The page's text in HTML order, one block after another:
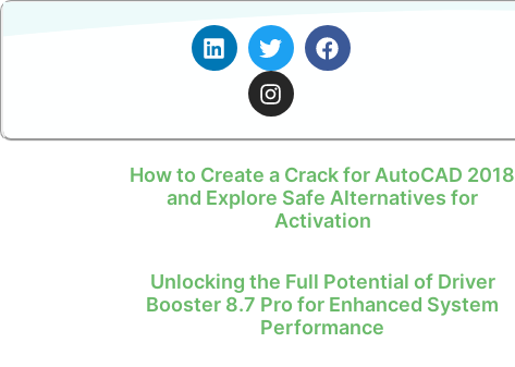
How to Create a Crack for AutoCAD 2018
and Explore Safe Alternatives for
Activation
Unlocking the Full Potential of Driver
Booster 8.7 Pro for Enhanced System
Performance